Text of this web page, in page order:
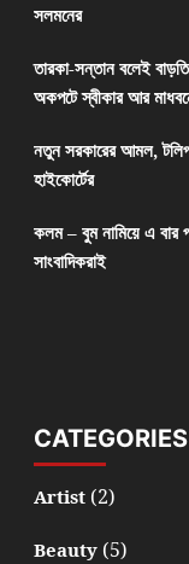
সলমনের
তারকা-সন্তান বলেই
অকপটে স্বীকার আর
নতুন সরকারের আমল,
হাইকোর্টের
কলম – বুম নামিয়ে এ বার
সাংবাদিকরাই
CATEGORIES
Artist(2)
Beauty(5)